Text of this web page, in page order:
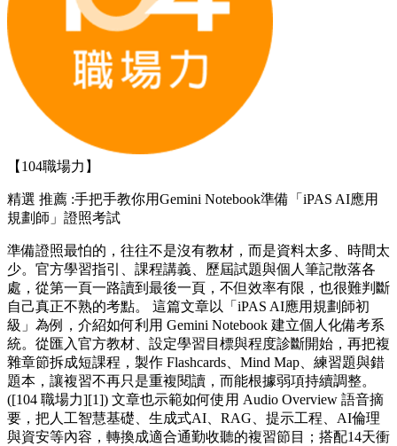
【104職場力】
精選 推薦 :手把手教你用Gemini Notebook準備「iPAS AI應用
規劃師」證照考試
準備證照最怕的，往往不是沒有教材，而是資料太多、時間太
少。官方學習指引、課程講義、歷屆試題與個人筆記散落各
處，從第一頁一路讀到最後一頁，不但效率有限，也很難判斷
自己真正不熟的考點。 這篇文章以「iPAS AI應用規劃師初
級」為例，介紹如何利用 Gemini Notebook 建立個人化備考系
統。從匯入官方教材、設定學習目標與程度診斷開始，再把複
雜章節拆成短課程，製作 Flashcards、Mind Map、練習題與錯
題本，讓複習不再只是重複閱讀，而能根據弱項持續調整。
([104 職場力][1]) 文章也示範如何使用 Audio Overview 語音摘
要，把人工智慧基礎、生成式AI、RAG、提示工程、AI倫理
與資安等內容，轉換成適合通勤收聽的複習節目；搭配14天衝